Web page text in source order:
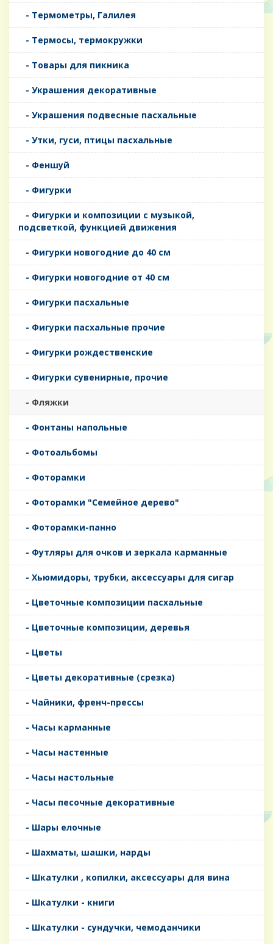
- Термометры, Галилея
- Термосы, термокружки
- Товары для пикника
- Украшения декоративные
- Украшения подвесные пасхальные
- Утки, гуси, птицы пасхальные
- Феншуй
- Фигурки
- Фигурки и композиции с музыкой,
подсветкой, функцией движения
- Фигурки новогодние до 40 см
- Фигурки новогодние от 40 см
- Фигурки пасхальные
- Фигурки пасхальные прочие
- Фигурки рождественские
- Фигурки сувенирные, прочие
- Фляжки
- Фонтаны напольные
- Фотоальбомы
- Фоторамки
- Фоторамки "Семейное дерево"
- Фоторамки-панно
- Футляры для очков и зеркала карманные
- Хьюмидоры, трубки, аксессуары для сигар
- Цветочные композиции пасхальные
- Цветочные композиции, деревья
- Цветы
- Цветы декоративные (срезка)
- Чайники, френч-прессы
- Часы карманные
- Часы настенные
- Часы настольные
- Часы песочные декоративные
- Шары елочные
- Шахматы, шашки, нарды
- Шкатулки , копилки, аксессуары для вина
- Шкатулки - книги
- Шкатулки - сундучки, чемоданчики